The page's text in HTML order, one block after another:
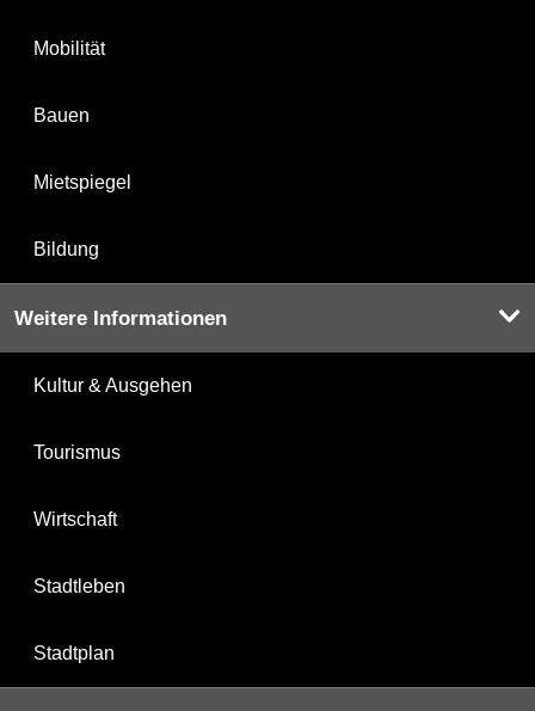
Mobilität
Bauen
Mietspiegel
Bildung
Weitere Informationen
Kultur & Ausgehen
Tourismus
Wirtschaft
Stadtleben
Stadtplan